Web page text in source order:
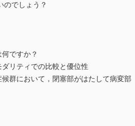
でしょう？
ですか？
ティでの比較と優位性
において，閉塞部がはたして病変部